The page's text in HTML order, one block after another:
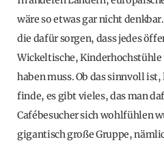
wäre so etwas gar nicht
die dafür sorgen, dass jedes
Wickeltische, Kinderhochstühle
haben muss. Ob das sinnvoll
finde, es gibt vieles, das man
Cafébesucher sich wohlfühlen
gigantisch große Gruppe,